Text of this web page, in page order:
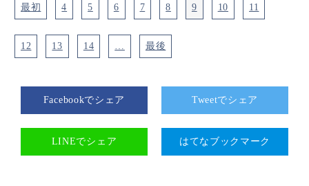
最初 4 5 6 7 8 9 10 11
12 13 14 … 最後
Facebookでシェア Tweetでシェア
LINEでシェア はてなブックマーク